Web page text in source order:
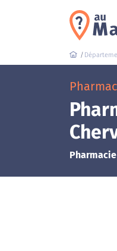
Pharmacie